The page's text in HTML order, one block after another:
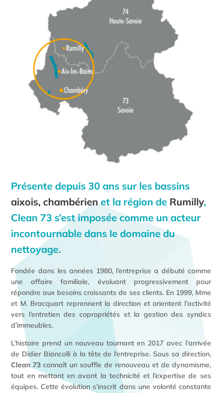
Présente depuis 30 ans sur les bassins
aixois, chambérienet la région de Rumilly,
Clean 73 s’est imposée comme un acteur
incontournable dans le domaine du
nettoyage.
Fondée dans les années 1980, l’entreprise a débuté comme
une affaire familiale, évoluant progressivement pour
répondre aux besoins croissants de ses clients. En 1999, Mme
et M. Bracquart reprennent la direction et orientent l’activité
vers l’entretien des copropriétés et la gestion des syndics
d’immeubles.
L’histoire prend un nouveau tournant en 2017 avec l’arrivée
de Didier Biancolli à la tête de l’entreprise. Sous sa direction,
Clean 73 connaît un souffle de renouveau et de dynamisme,
tout en mettant en avant la technicité et l’expertise de ses
équipes. Cette évolution s’inscrit dans une volonté constante